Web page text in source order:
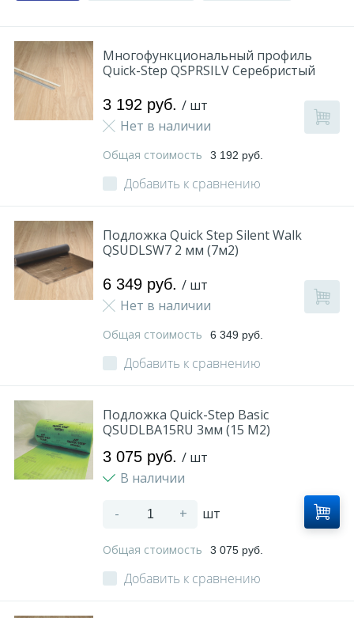
Многофункциональный профиль
Quick-Step QSPRSILV Серебристый
3 192 руб. / шт
Нет в наличии
Общая стоимость 3 192 руб.
Добавить к сравнению
Подложка Quick Step Silent Walk
QSUDLSW7 2 мм (7м2)
6 349 руб. / шт
Нет в наличии
Общая стоимость 6 349 руб.
Добавить к сравнению
Подложка Quick-Step Basic
QSUDLBA15RU 3мм (15 M2)
3 075 руб. / шт
В наличии
- + шт
Общая стоимость 3 075 руб.
Добавить к сравнению